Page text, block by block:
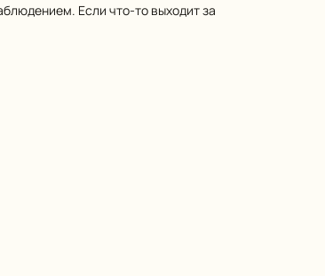
Если что-то выходит за